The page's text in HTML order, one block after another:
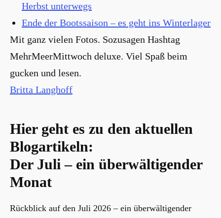
Herbst unterwegs
Ende der Bootssaison – es geht ins Winterlager
Mit ganz vielen Fotos. Sozusagen Hashtag
MehrMeerMittwoch deluxe. Viel Spaß beim
gucken und lesen.
Britta Langhoff
Hier geht es zu den aktuellen
Blogartikeln:
Der Juli – ein überwältigender
Monat
Rückblick auf den Juli 2026 – ein überwältigender